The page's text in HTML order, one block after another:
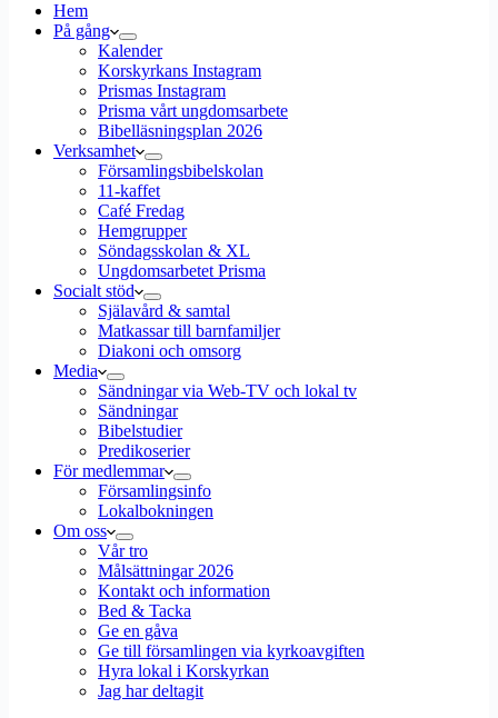
Hem
På gång
Kalender
Korskyrkans Instagram
Prismas Instagram
Prisma vårt ungdomsarbete
Bibelläsningsplan 2026
Verksamhet
Församlingsbibelskolan
11-kaffet
Café Fredag
Hemgrupper
Söndagsskolan & XL
Ungdomsarbetet Prisma
Socialt stöd
Själavård & samtal
Matkassar till barnfamiljer
Diakoni och omsorg
Media
Sändningar via Web-TV och lokal tv
Sändningar
Bibelstudier
Predikoserier
För medlemmar
Församlingsinfo
Lokalbokningen
Om oss
Vår tro
Målsättningar 2026
Kontakt och information
Bed & Tacka
Ge en gåva
Ge till församlingen via kyrkoavgiften
Hyra lokal i Korskyrkan
Jag har deltagit